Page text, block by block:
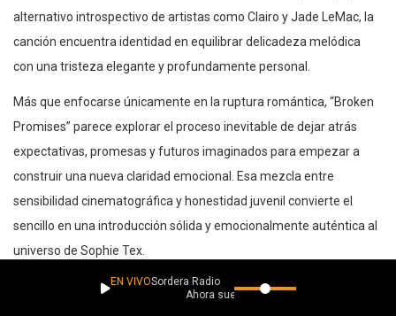
alternativo introspectivo de artistas como Clairo y Jade LeMac, la
canción encuentra identidad en equilibrar delicadeza melódica
con una tristeza elegante y profundamente personal.
Más que enfocarse únicamente en la ruptura romántica, “Broken
Promises” parece explorar el proceso inevitable de dejar atrás
expectativas, promesas y futuros imaginados para empezar a
construir una nueva claridad emocional. Esa mezcla entre
sensibilidad cinematográfica y honestidad juvenil convierte el
sencillo en una introducción sólida y emocionalmente auténtica al
universo de Sophie Tex.
EN VIVOSordera Radio
Ahora suena